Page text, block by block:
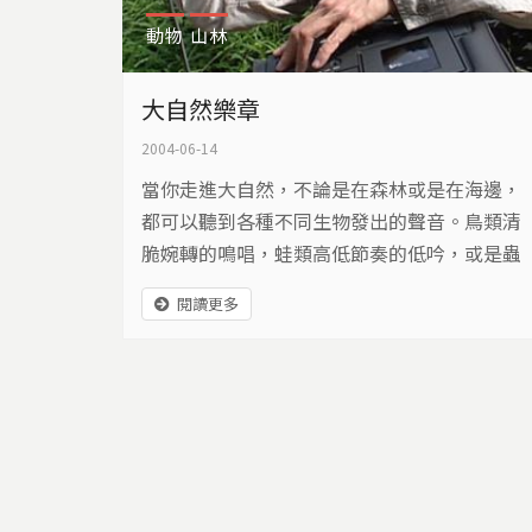
動物 山林
大自然樂章
2004-06-14
當你走進大自然，不論是在森林或是在海邊，
都可以聽到各種不同生物發出的聲音。鳥類清
脆婉轉的鳴唱，蛙類高低節奏的低吟，或是蟲
鳴蟋蟀唧唧的聲響，各種不同的旋律譜成大自
然美麗的樂章。但是怎麼留住這些聲音呢？一
閱讀更多